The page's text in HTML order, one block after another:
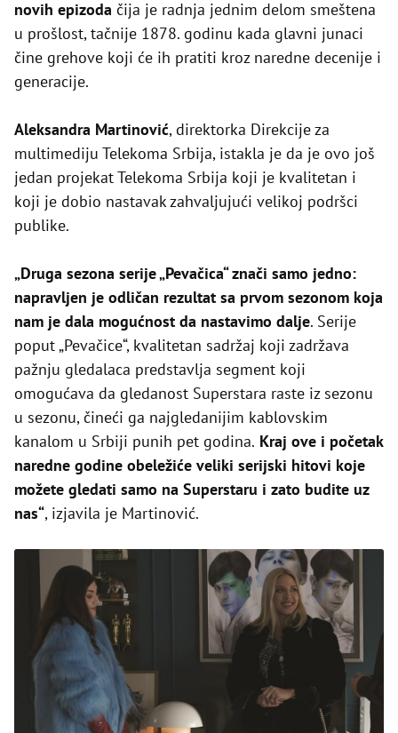
novih epizoda čija je radnja jednim delom smeštena
u prošlost, tačnije 1878. godinu kada glavni junaci
čine grehove koji će ih pratiti kroz naredne decenije i
generacije.
Aleksandra Martinović, direktorka Direkcije za
multimediju Telekoma Srbija, istakla je da je ovo još
jedan projekat Telekoma Srbija koji je kvalitetan i
koji je dobio nastavak zahvaljujući velikoj podršci
publike.
„Druga sezona serije „Pevačica“ znači samo jedno:
napravljen je odličan rezultat sa prvom sezonom koja
nam je dala mogućnost da nastavimo dalje. Serije
poput „Pevačice“, kvalitetan sadržaj koji zadržava
pažnju gledalaca predstavlja segment koji
omogućava da gledanost Superstara raste iz sezonu
u sezonu, čineći ga najgledanijim kablovskim
kanalom u Srbiji punih pet godina. Kraj ove i početak
naredne godine obeležiće veliki serijski hitovi koje
možete gledati samo na Superstaru i zato budite uz
nas“, izjavila je Martinović.